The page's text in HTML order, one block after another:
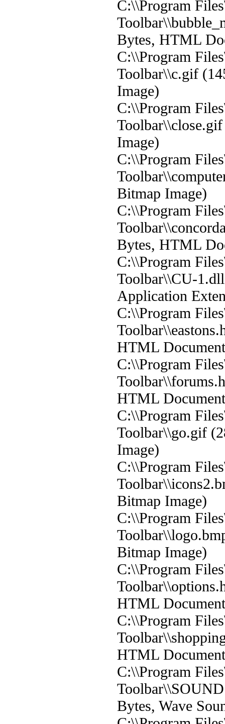
C:\\Program
Bytes, HTML
C:\\Program
Toolbar\\c.gif
Image)
C:\\Program
Image)
C:\\Program
Bitmap Image)
C:\\Program
Bytes, HTML
C:\\Program
Toolbar\\CU-
Application
C:\\Program
HTML
C:\\Program
HTML
C:\\Program
Toolbar\\go.gif
Image)
C:\\Program
Bitmap Image)
C:\\Program
Bitmap Image)
C:\\Program
HTML
C:\\Program
HTML
C:\\Program
Bytes, Wave